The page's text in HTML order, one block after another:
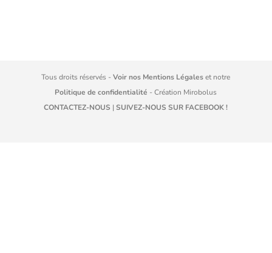
Tous droits réservés -Voir nos Mentions Légaleset notre
Politique de confidentialité - Création Mirobolus
CONTACTEZ-NOUS |SUIVEZ-NOUS SUR FACEBOOK !